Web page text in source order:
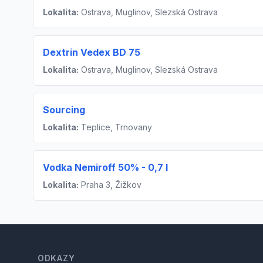
Lokalita: Ostrava, Muglinov, Slezská Ostrava
Dextrin Vedex BD 75
Lokalita: Ostrava, Muglinov, Slezská Ostrava
Sourcing
Lokalita: Teplice, Trnovany
Vodka Nemiroff 50% - 0,7 l
Lokalita: Praha 3, Žižkov
ODKAZY